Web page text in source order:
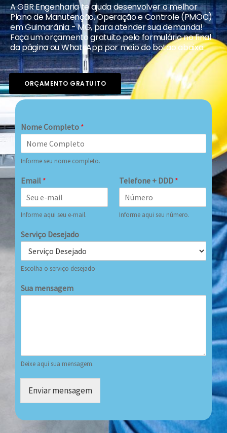
A GBR Engenharia te ajuda desenvolver o melhor
Plano de Manutenção, Operação e Controle (PMOC)
em Guimarânia - MG, para atender sua demanda!
Faça um orçamento gratuito pelo formulário no final
da página ou WhatsApp por meio do botão abaixo.
ORÇAMENTO GRATUITO
Nome Completo *
Informe seu nome completo.
Email *
Informe aqui seu e-mail.
Telefone + DDD *
Informe aqui seu número.
Serviço Desejado
Escolha o serviço desejado
Sua mensagem
Deixe aqui sua mensagem.
Enviar mensagem